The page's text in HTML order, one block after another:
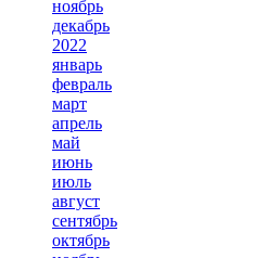
ноябрь
декабрь
2022
январь
февраль
март
апрель
май
июнь
июль
август
сентябрь
октябрь